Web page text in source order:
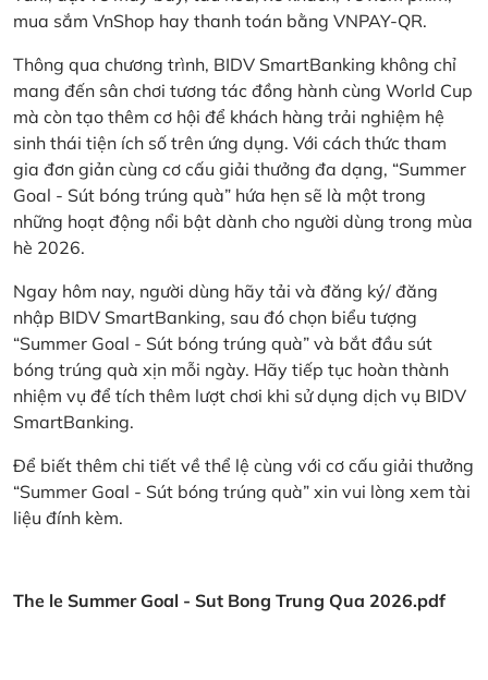
mua sắm VnShop hay thanh toán bằng VNPAY-QR.
Thông qua chương trình, BIDV SmartBanking không chỉ
mang đến sân chơi tương tác đồng hành cùng World Cup
mà còn tạo thêm cơ hội để khách hàng trải nghiệm hệ
sinh thái tiện ích số trên ứng dụng. Với cách thức tham
gia đơn giản cùng cơ cấu giải thưởng đa dạng, “Summer
Goal - Sút bóng trúng quà” hứa hẹn sẽ là một trong
những hoạt động nổi bật dành cho người dùng trong mùa
hè 2026.
Ngay hôm nay, người dùng hãy tải và đăng ký/ đăng
nhập BIDV SmartBanking, sau đó chọn biểu tượng
“Summer Goal - Sút bóng trúng quà” và bắt đầu sút
bóng trúng quà xịn mỗi ngày. Hãy tiếp tục hoàn thành
nhiệm vụ để tích thêm lượt chơi khi sử dụng dịch vụ BIDV
SmartBanking.
Để biết thêm chi tiết về thể lệ cùng với cơ cấu giải thưởng
“Summer Goal - Sút bóng trúng quà” xin vui lòng xem tài
liệu đính kèm.
The le Summer Goal - Sut Bong Trung Qua 2026.pdf